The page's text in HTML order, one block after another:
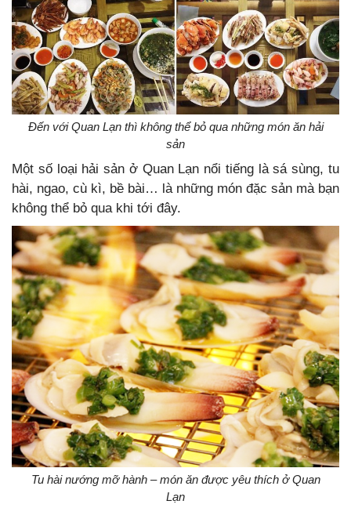
Đến với Quan Lạn thì không thể bỏ qua những món ăn hải
sản
Một số loại hải sản ở Quan Lạn nổi tiếng là sá sùng, tu
hài, ngao, cù kì, bề bài… là những món đặc sản mà bạn
không thể bỏ qua khi tới đây.
Tu hài nướng mỡ hành – món ăn được yêu thích ở Quan
Lạn